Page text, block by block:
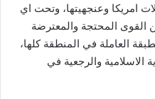
امريكا وعنجهيتها، وتحت اي
المحتجة والمعترضة
العاملة في المنطقة كلها،
والرجعية في